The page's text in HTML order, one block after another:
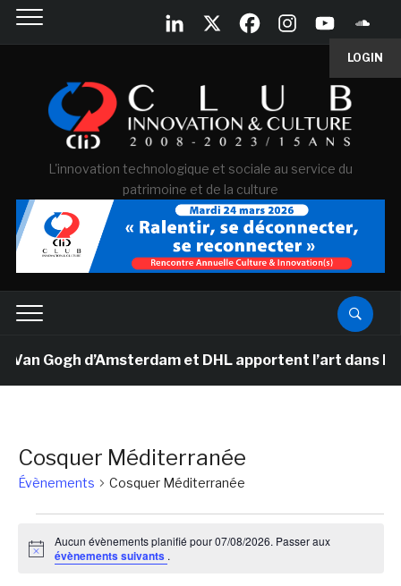
LOGIN
L'innovation technologique et sociale au service du
patrimoine et de la culture
Van Gogh d’Amsterdam et DHL apportent l’art dans
Cosquer Méditerranée
Évènements Cosquer Méditerranée
for
Notice
Aucun évènements planifié pour 07/08/2026. Passer aux
évènements suivants .